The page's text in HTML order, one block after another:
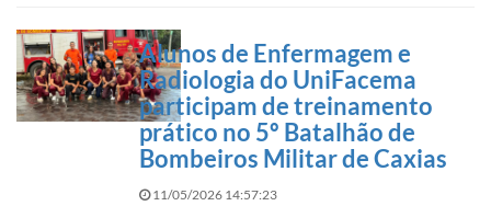
Alunos de Enfermagem e
Radiologia do UniFacema
participam de treinamento
prático no 5º Batalhão de
Bombeiros Militar de Caxias
11/05/2026 14:57:23